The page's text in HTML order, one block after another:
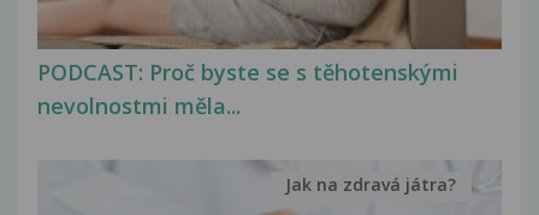
PODCAST: Proč byste se s těhotenskými
nevolnostmi měla...
Jak na zdravá játra?